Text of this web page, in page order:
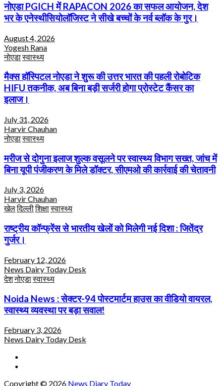
नोएडा PGICH में RAPACON 2026 का सफल आयोजन, देश
भर के एनेस्थीसियोलॉजिस्ट ने सीखे बच्चों के नर्व ब्लॉक के गुर।
August 4, 2026
Yogesh Rana
नोएडास्वास्थ्य
मैक्स हॉस्पिटल नोएडा ने शुरू की उत्तर भारत की पहली रोबोटिक
HIFU तकनीक, अब बिना बड़ी सर्जरी होगा प्रोस्टेट कैंसर का
इलाज।
July 31, 2026
Harvir Chauhan
नोएडास्वास्थ्य
मरीज से दोगुना इलाज शुल्क वसूलने पर स्वास्थ्य विभाग सख्त, जांच में
बिना यूपी पंजीकरण के मिले डॉक्टर, सीएमओ की कार्रवाई की चेतावनी
July 3, 2026
Harvir Chauhan
खेलदिल्लीशिक्षास्वास्थ्य
राष्ट्रीय कॉन्फ्रेंस से भारतीय खेलों को मिलेगी नई दिशा : जितेंद्र
गुर्जर।
February 12, 2026
News Dairy Today Desk
देशनोएडास्वास्थ्य
Noida News : सेक्टर-94 पोस्टमार्टम हाउस का वीडियो वायरल,
स्वास्थ्य व्यवस्था पर बड़ा सवाल!
February 3, 2026
News Dairy Today Desk
Copyright © 2026 News Diary Today